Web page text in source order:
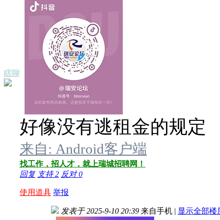
瞎聊
好像没有逃租金的规定
来自: Android客户端
找工作，招人才，就上瑞城招聘网！
回复 支持2 反对0
使用道具 举报
发表于 2025-9-10 20:39 来自手机 | 显示全部楼